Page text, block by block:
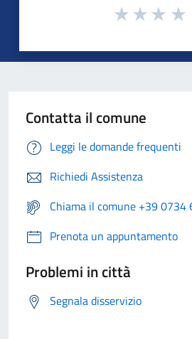
Contatta il comune
Leggi le domande frequenti
Richiedi Assistenza
Chiama il comune +39 0734
Prenota un appuntamento
Problemi in città
Segnala disservizio